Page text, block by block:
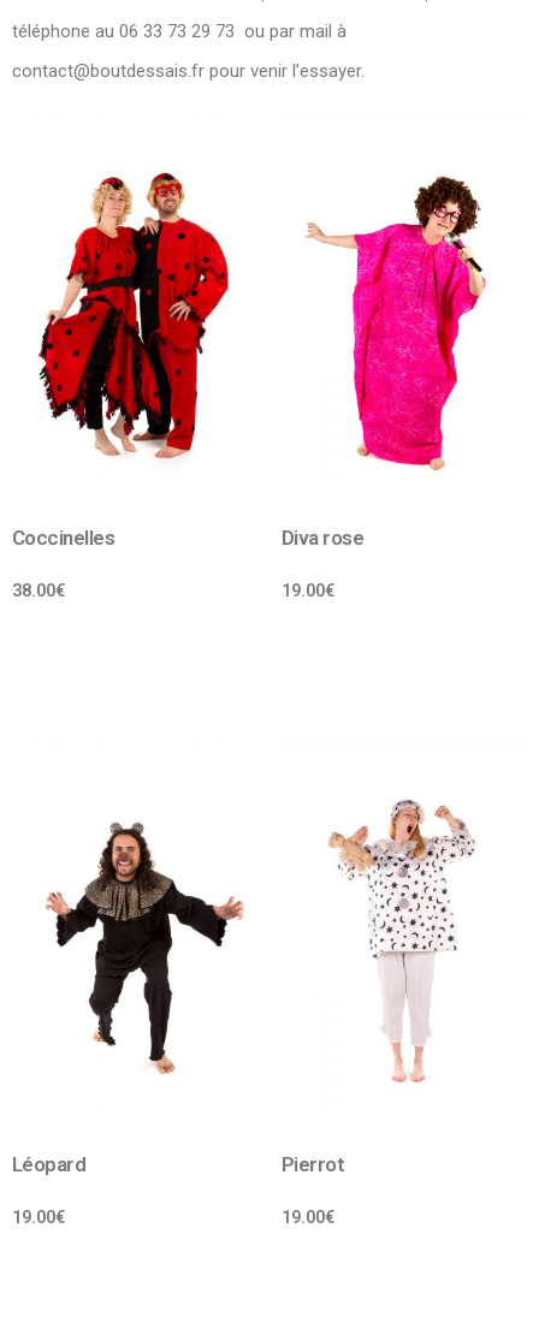
téléphone au 06 33 73 29 73 ou par mail à
contact@boutdessais.fr pour venir l’essayer.
Coccinelles
38.00€
Diva rose
19.00€
Léopard
19.00€
Pierrot
19.00€